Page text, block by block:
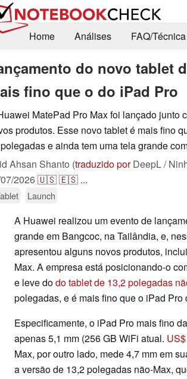
Home
Análises FAQ/Técnica
do novo tablet
fino que o do iPad Pro
MatePad Pro Max foi lançado junto
produtos. Esse novo tablet é mais fino
e ainda tem uma tela grande
Ahsan Shanto (traduzido porDeepL /
2026🇺🇸🇪🇸 ...
Launch
A Huawei realizou um evento de
grande em Bangcoc, na Tailândia, e,
apresentou alguns novos produtos,
Max. A empresa está posicionando-o
e leve dodo tablet de 13,2 polegadas
polegadas, e é mais fino que o iPad
Especificamente, o iPad Pro mais fino
apenas 5,1 mm (256 GB WiFi atual.
Max, por outro lado, mede 4,7 mm em
a versão de 13,2 polegadas não-Max,